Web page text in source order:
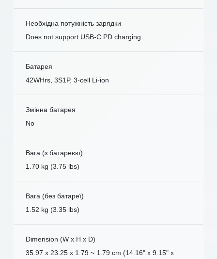
Необхідна потужність зарядки
Does not support USB-C PD charging
Батарея
42WHrs, 3S1P, 3-cell Li-ion
Змінна батарея
No
Вага (з батареєю)
1.70 kg (3.75 lbs)
Вага (без батареї)
1.52 kg (3.35 lbs)
Dimension (W x H x D)
35.97 x 23.25 x 1.79 ~ 1.79 cm (14.16" x 9.15" x